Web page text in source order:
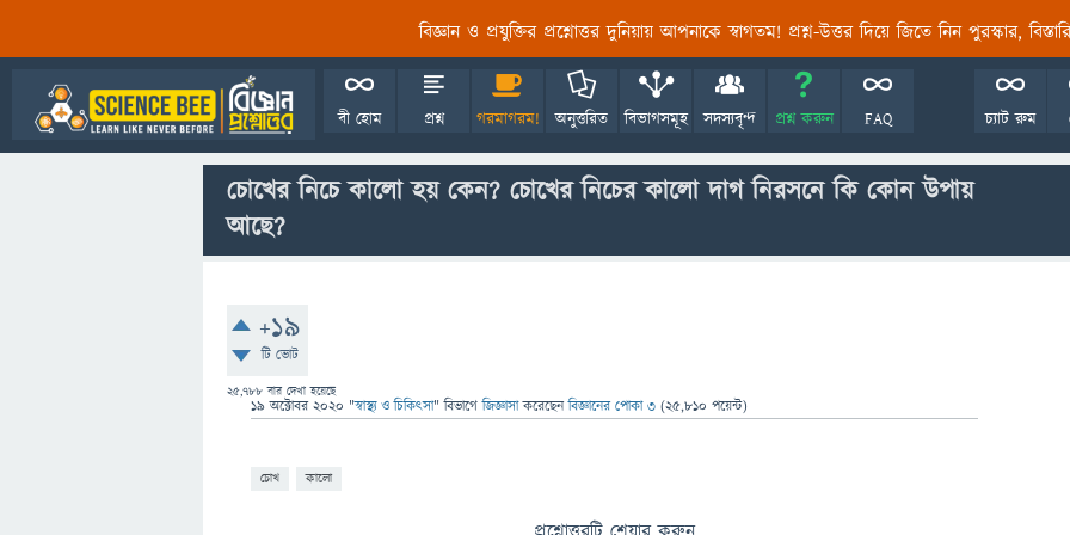
বিজ্ঞান ও প্রযুক্তির প্রশ্নোত্তর দুনিয়ায় আপনাকে স্বাগতম! প্রশ্ন-উত্তর দিয়ে জিতে নিন পুরস্কার,
বী হোম প্রশ্ন গরমাগরম! অনুত্তরিত বিভাগসমূহ সদস্যবৃন্দ প্রশ্ন করুন FAQ চ্যাট রুম
চোখের নিচে কালো হয় কেন? চোখের নিচের কালো দাগ নিরসনে কি কোন উপায়
আছে?
+19
টি ভোট
25,788 বার দেখা হয়েছে
19 অক্টোবর 2020 "স্বাস্থ্য ও চিকিৎসা" বিভাগে জিজ্ঞাসাকরেছেনবিজ্ঞানের পোকা ৩ (25,810 পয়েন্ট)
চোখ কালো